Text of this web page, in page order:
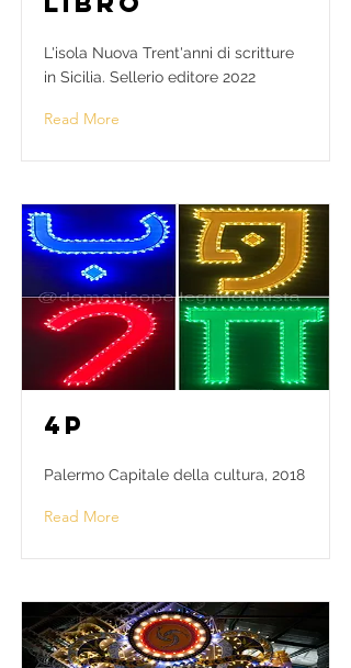
L'isola Nuova Trent'anni di scritture
in Sicilia. Sellerio editore 2022
Read More
4P
Palermo Capitale della cultura, 2018
Read More